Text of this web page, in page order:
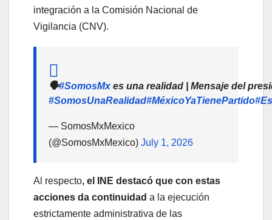
integración a la Comisión Nacional de
Vigilancia (CNV).
🗣️#SomosMxes una realidad | Mensaje del
#SomosUnaRealidad#MéxicoYaTienePartido
— SomosMxMexico
(@SomosMxMexico) July 1, 2026
Al respecto, el INE destacó que con estas
acciones da continuidad a la ejecución
estrictamente administrativa de las